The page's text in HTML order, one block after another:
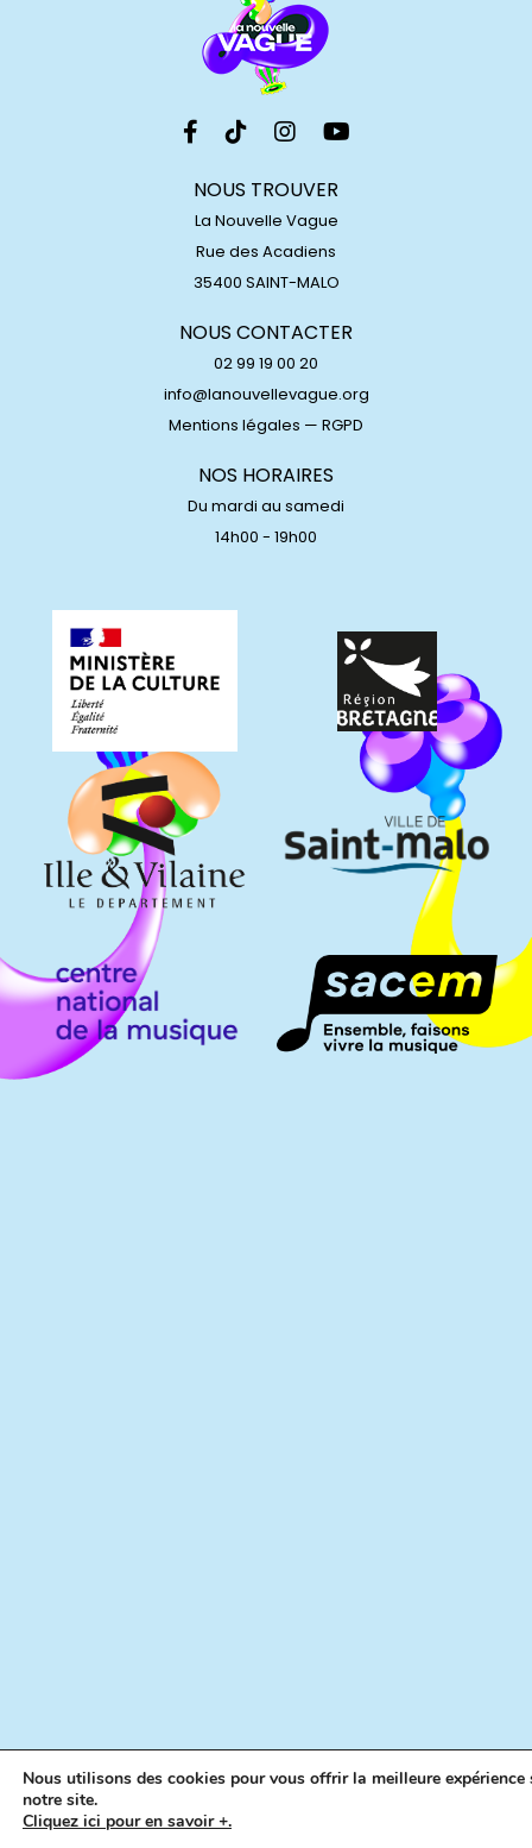
NOUS TROUVER
La Nouvelle Vague
Rue des Acadiens
35400 SAINT-MALO
NOUS CONTACTER
02 99 19 00 20
info@lanouvellevague.org
Mentions légales — RGPD
NOS HORAIRES
Du mardi au samedi
14h00 - 19h00
Nous utilisons des cookies pour vous offrir la meilleure expérience
notre site.
Cliquez ici pour en savoir +.